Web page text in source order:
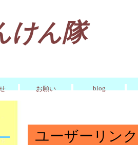
けん隊
お願い blog
ユーザーリン